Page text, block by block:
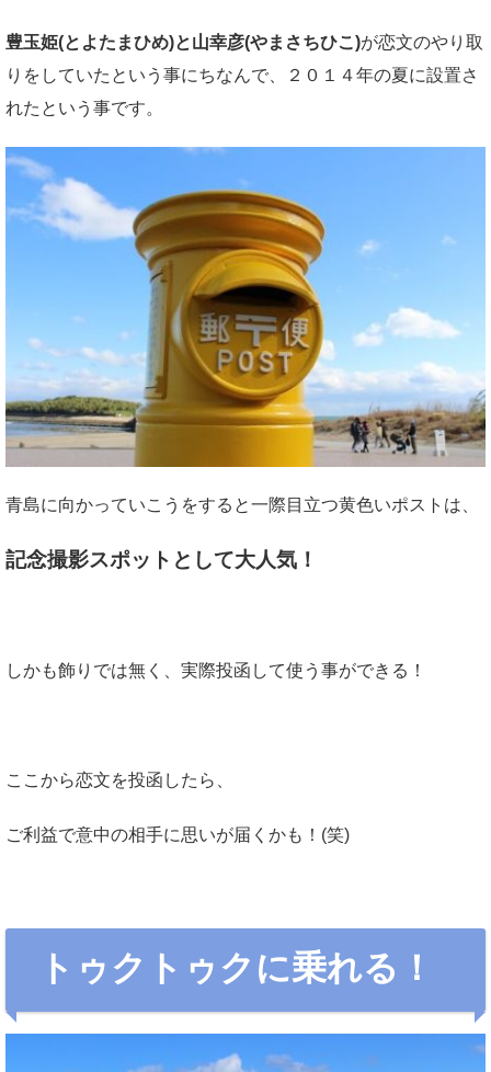
豊玉姫(とよたまひめ)と山幸彦(やまさちひこ)が恋文のやり取
りをしていたという事にちなんで、２０１４年の夏に設置さ
れたという事です。
青島に向かっていこうをすると一際目立つ黄色いポストは、
記念撮影スポットとして大人気！
しかも飾りでは無く、実際投函して使う事ができる！
ここから恋文を投函したら、
ご利益で意中の相手に思いが届くかも！(笑)
トゥクトゥクに乗れる！